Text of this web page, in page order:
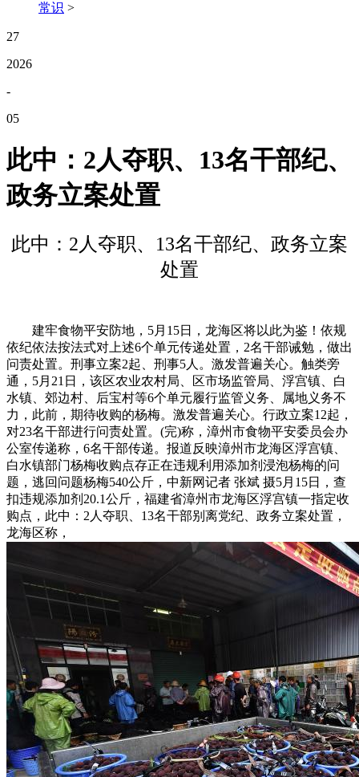
常识 >
27
2026
-
05
此中：2人夺职、13名干部纪、
政务立案处置
此中：2人夺职、13名干部纪、政务立案
处置
建牢食物平安防地，5月15日，龙海区将以此为鉴！依规
依纪依法按法式对上述6个单元传递处置，2名干部诫勉，做出
问责处置。刑事立案2起、刑事5人。激发普遍关心。触类旁
通，5月21日，该区农业农村局、区市场监管局、浮宫镇、白
水镇、郊边村、后宝村等6个单元履行监管义务、属地义务不
力，此前，期待收购的杨梅。激发普遍关心。行政立案12起，
对23名干部进行问责处置。(完)称，漳州市食物平安委员会办
公室传递称，6名干部传递。报道反映漳州市龙海区浮宫镇、
白水镇部门杨梅收购点存正在违规利用添加剂浸泡杨梅的问
题，逃回问题杨梅540公斤，中新网记者 张斌 摄5月15日，查
扣违规添加剂20.1公斤，福建省漳州市龙海区浮宫镇一指定收
购点，此中：2人夺职、13名干部别离党纪、政务立案处置，
龙海区称，